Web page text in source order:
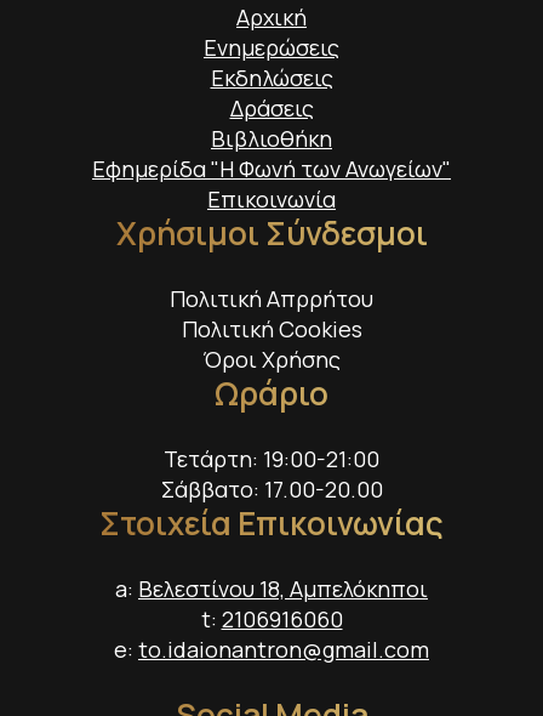
Αρχική
Ενημερώσεις
Εκδηλώσεις
Δράσεις
Βιβλιοθήκη
Εφημερίδα "Η Φωνή των Ανωγείων"
Επικοινωνία
Χρήσιμοι Σύνδεσμοι
Πολιτική Απρρήτου
Πολιτική Cookies
Όροι Χρήσης
Ωράριο
Τετάρτη: 19:00-21:00
Σάββατο: 17.00-20.00
Στοιχεία Επικοινωνίας
a: Βελεστίνου 18, Αμπελόκηποι
t: 2106916060
e: to.idaionantron@gmail.com